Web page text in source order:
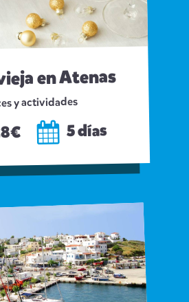
en Atenas
y actividades
5 días